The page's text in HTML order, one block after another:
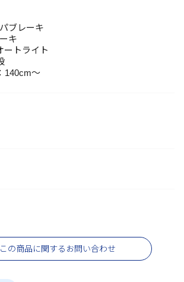
ブレーキ
ーキ
ートライト
140cm～
この商品に関するお問い合わせ